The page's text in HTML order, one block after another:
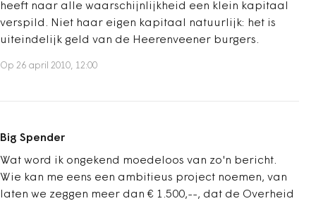
heeft naar alle waarschijnlijkheid een klein kapitaal
verspild. Niet haar eigen kapitaal natuurlijk: het is
uiteindelijk geld van de Heerenveener burgers.
Op 26 april 2010, 12:00
Big Spender
Wat word ik ongekend moedeloos van zo'n bericht.
Wie kan me eens een ambitieus project noemen, van
laten we zeggen meer dan € 1.500,--, dat de Overheid